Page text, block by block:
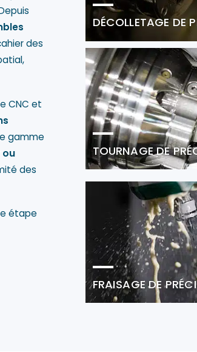
des
CNC et
gamme
ou
des
étape
DÉCOLLETAGE DE
TOURNAGE DE
FRAISAGE DE